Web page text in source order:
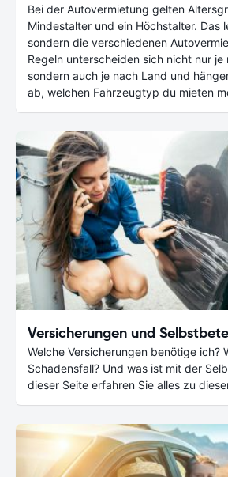
Bei der Autovermietung gelten
Mindestalter und ein Höchstalter. Das
sondern die verschiedenen
Regeln unterscheiden sich nicht nur je
sondern auch je nach Land und
ab, welchen Fahrzeugtyp du mieten
Versicherungen und
Welche Versicherungen benötige ich?
Schadensfall? Und was ist mit der
dieser Seite erfahren Sie alles zu